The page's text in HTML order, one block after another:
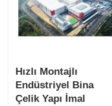
Hızlı Montajlı
Endüstriyel Bina
Çelik Yapı İmal